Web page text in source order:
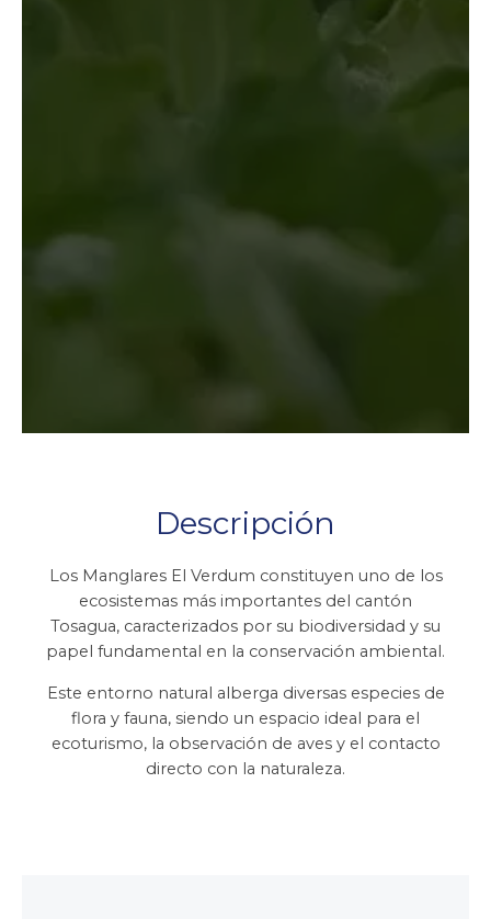
Descripción
Los Manglares El Verdum constituyen uno de los
ecosistemas más importantes del cantón
Tosagua, caracterizados por su biodiversidad y su
papel fundamental en la conservación ambiental.
Este entorno natural alberga diversas especies de
flora y fauna, siendo un espacio ideal para el
ecoturismo, la observación de aves y el contacto
directo con la naturaleza.